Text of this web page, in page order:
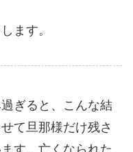
ます。
ぎると、こんな結
て旦那様だけ残さ
す、亡くなられた